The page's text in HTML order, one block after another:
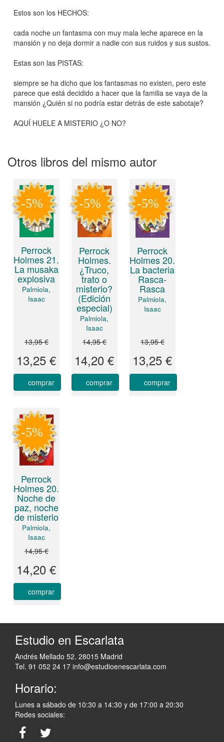
Estos son los HECHOS:
cada noche un fantasma con muy mala leche aparece en la
mansión y no deja dormir a nadie con sus ruidos y sus sustos.
Estas son las PISTAS:
siempre se ha dicho que los fantasmas no existen, pero este
parece que está decidido a hacer que la familia se vaya de la
mansión ¿Quién si no podría estar detrás de este sabotaje?
AQUÍ HUELE A MISTERIO ¿O NO?
Otros libros del mismo autor
Perrock
Holmes 21.
La musaka
explosiva
Palmiola,
Isaac
13,95 €
13,25 €
comprar
Perrock
Holmes.
¿Truco,
trato o
misterio?
(Edición
especial)
Palmiola,
Isaac
14,95 €
14,20 €
comprar
Perrock
Holmes 20.
La bacteria
Rasca-
Rasca
Palmiola,
Isaac
13,95 €
13,25 €
comprar
Perrock
Holmes 20.
Noche de
paz, noche
de misterio
Palmiola,
Isaac
14,95 €
14,20 €
comprar
Estudio en Escarlata
Andrés Mellado 52. 28015 Madrid
Tel. 91 052 24 17 info@estudioenescarlata.com
Horario:
Lunes a sábado de 10:30 a 14:30 y de 17:00 a 20:30
Redes sociales: